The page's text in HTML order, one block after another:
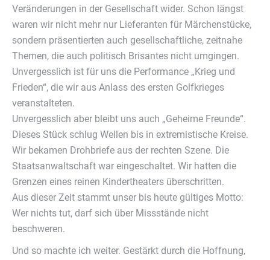
Veränderungen in der Gesellschaft wider. Schon längst
waren wir nicht mehr nur Lieferanten für Märchenstücke,
sondern präsentierten auch gesellschaftliche, zeitnahe
Themen, die auch politisch Brisantes nicht umgingen.
Unvergesslich ist für uns die Performance „Krieg und
Frieden“, die wir aus Anlass des ersten Golfkrieges
veranstalteten.
Unvergesslich aber bleibt uns auch „Geheime Freunde“.
Dieses Stück schlug Wellen bis in extremistische Kreise.
Wir bekamen Drohbriefe aus der rechten Szene. Die
Staatsanwaltschaft war eingeschaltet. Wir hatten die
Grenzen eines reinen Kindertheaters überschritten.
Aus dieser Zeit stammt unser bis heute gültiges Motto:
Wer nichts tut, darf sich über Missstände nicht
beschweren.
Und so machte ich weiter. Gestärkt durch die Hoffnung,